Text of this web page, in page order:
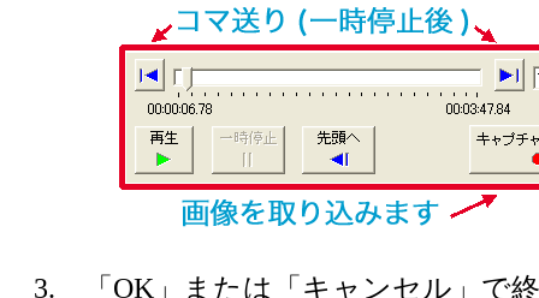
3. 「OK」または「キャンセル」で